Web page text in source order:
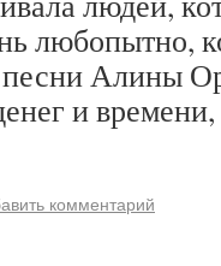
любопытно,
Алины
и
комментарий